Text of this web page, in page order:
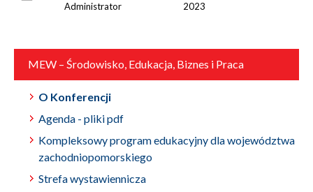
MEW – Środowisko, Edukacja, Biznes i Praca
O Konferencji
Agenda - pliki pdf
Kompleksowy program edukacyjny dla województwa
zachodniopomorskiego
Strefa wystawiennicza
Administrator
2023